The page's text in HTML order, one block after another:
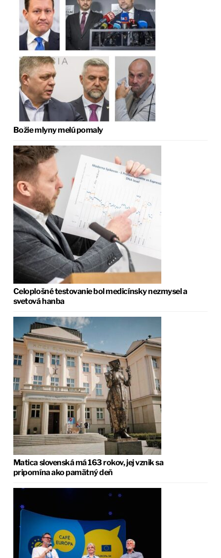
Božie mlyny melú pomaly
Celoplošné testovanie bol medicínsky nezmysel a
svetová hanba
Matica slovenská má 163 rokov, jej vznik sa
pripomína ako pamätný deň